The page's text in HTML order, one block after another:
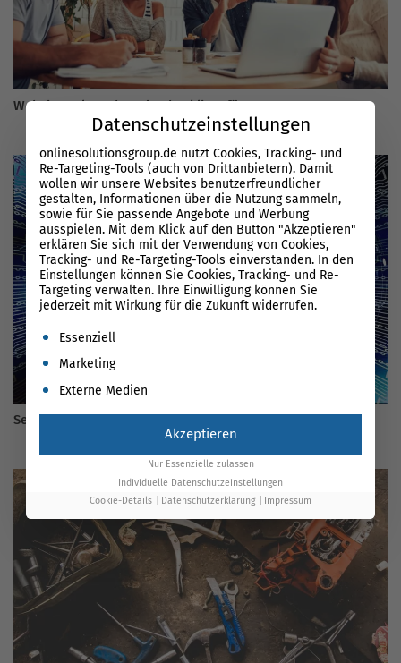
Website Relaunch – Die Checkliste für 2026
Server Einstellungen – Das solltest du wissen
Datenschutzeinstellungen
onlinesolutionsgroup.de nutzt Cookies, Tracking- und
Re-Targeting-Tools (auch von Drittanbietern). Damit
wollen wir unsere Websites benutzerfreundlicher
gestalten, Informationen über die Nutzung sammeln,
sowie für Sie passende Angebote und Werbung
ausspielen. Mit dem Klick auf den Button "Akzeptieren"
erklären Sie sich mit der Verwendung von Cookies,
Tracking- und Re-Targeting-Tools einverstanden. In den
Einstellungen können Sie Cookies, Tracking- und Re-
Targeting verwalten. Ihre Einwilligung können Sie
jederzeit mit Wirkung für die Zukunft widerrufen.
Es folgt eine Liste der Service-Gruppen, für die eine
Essenziell
Marketing
Externe Medien
Akzeptieren
Nur Essenzielle zulassen
Individuelle Datenschutzeinstellungen
Cookie-Details
Datenschutzerklärung Impressum